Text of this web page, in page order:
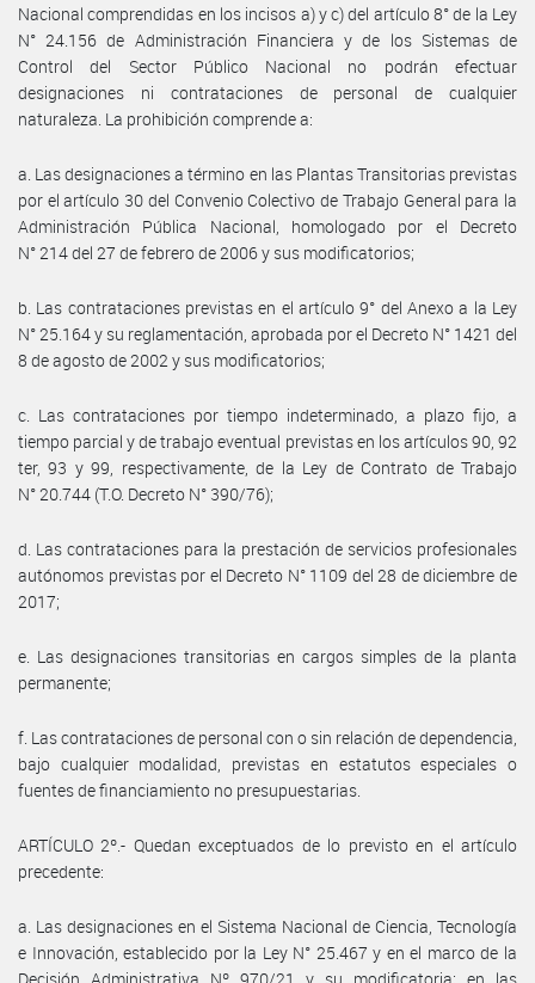
Nacional comprendidas en los incisos a) y c) del artículo 8° de la Ley
N° 24.156 de Administración Financiera y de los Sistemas de
Control del Sector Público Nacional no podrán efectuar
designaciones ni contrataciones de personal de cualquier
naturaleza. La prohibición comprende a:
a. Las designaciones a término en las Plantas Transitorias previstas
por el artículo 30 del Convenio Colectivo de Trabajo General para la
Administración Pública Nacional, homologado por el Decreto
N° 214 del 27 de febrero de 2006 y sus modificatorios;
b. Las contrataciones previstas en el artículo 9° del Anexo a la Ley
N° 25.164 y su reglamentación, aprobada por el Decreto N° 1421 del
8 de agosto de 2002 y sus modificatorios;
c. Las contrataciones por tiempo indeterminado, a plazo fijo, a
tiempo parcial y de trabajo eventual previstas en los artículos 90, 92
ter, 93 y 99, respectivamente, de la Ley de Contrato de Trabajo
N° 20.744 (T.O. Decreto N° 390/76);
d. Las contrataciones para la prestación de servicios profesionales
autónomos previstas por el Decreto N° 1109 del 28 de diciembre de
2017;
e. Las designaciones transitorias en cargos simples de la planta
permanente;
f. Las contrataciones de personal con o sin relación de dependencia,
bajo cualquier modalidad, previstas en estatutos especiales o
fuentes de financiamiento no presupuestarias.
ARTÍCULO 2º.- Quedan exceptuados de lo previsto en el artículo
precedente:
a. Las designaciones en el Sistema Nacional de Ciencia, Tecnología
e Innovación, establecido por la Ley N° 25.467 y en el marco de la
Decisión Administrativa Nº 970/21 y su modificatoria; en las